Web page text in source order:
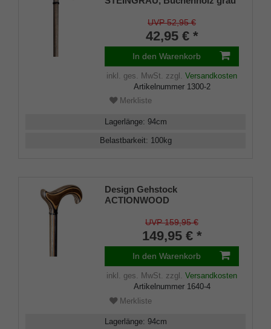
Natur und biologisch abbaubar,
Zierring aus Holz schwarz
gewachst, 94 cm
UVP 52,95 €
42,95 € *
In den Warenkorb
inkl. ges. MwSt. zzgl. Versandkosten
Artikelnummer 1300-2
Merkliste
Lagerlänge: 94cm
Belastbarkeit: 100kg
Design Gehstock
ACTIONWOOD
Derbygriff und Stock aus
stabilem Multiplex, handpoliert
mit Carnaubawachs, inklusive
Gummipuffer
UVP 159,95 €
149,95 € *
In den Warenkorb
inkl. ges. MwSt. zzgl. Versandkosten
Artikelnummer 1640-4
Merkliste
Lagerlänge: 94cm